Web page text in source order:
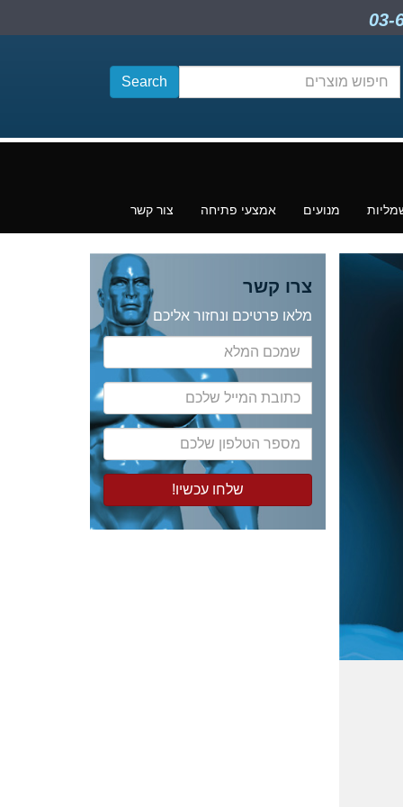
חיפוש
תוכן
מנועים אמצעי פתיחה צור קשר
צרו קשר
מלאו פרטיכם ונחזור אליכם
שמכם
המלא
כתובת
המייל
שלכם
מספר
הטלפון
שלכם